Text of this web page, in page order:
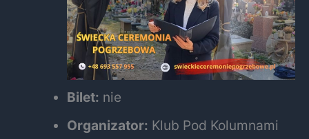
Bilet: nie
Organizator: Klub Pod Kolumnami